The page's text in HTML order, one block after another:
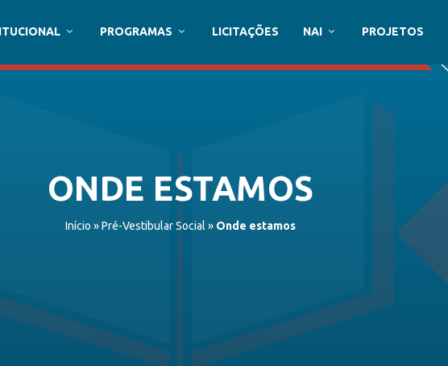
PROGRAMAS LICITAÇÕES NAI PROJETOS
ONDE ESTAMOS
Início »Pré-Vestibular Social » Onde estamos